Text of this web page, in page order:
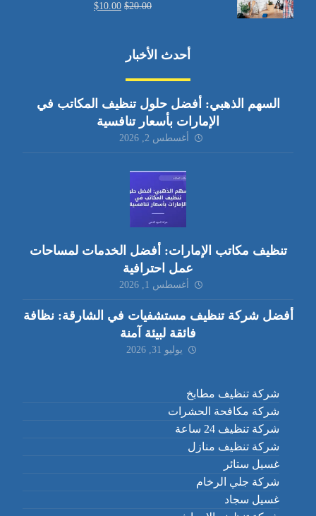
$20.00
$10.00
أحدث الأخبار
السهم الذهبي: أفضل حلول تنظيف المكاتب في
الإمارات بأسعار تنافسية
أغسطس 2, 2026
تنظيف مكاتب الإمارات: أفضل الخدمات لمساحات
عمل احترافية
أغسطس 1, 2026
أفضل شركة تنظيف مستشفيات في الشارقة: نظافة
فائقة لبيئة آمنة
يوليو 31, 2026
شركة تنظيف مطابخ
شركة مكافحة الحشرات
شركة تنظيف 24 ساعة
شركة تنظيف منازل
غسيل ستائر
شركة جلي الرخام
غسيل سجاد